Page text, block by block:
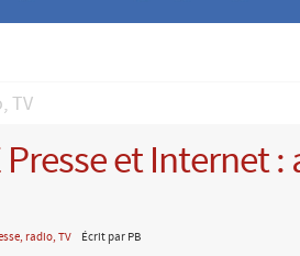
TV
Presse et Internet
radio, TV Écrit par PB